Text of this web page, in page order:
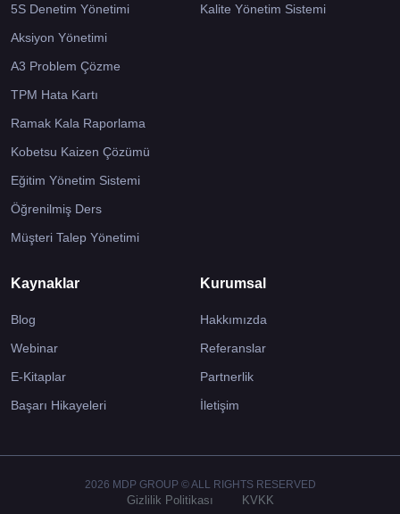
5S Denetim Yönetimi
Aksiyon Yönetimi
A3 Problem Çözme
TPM Hata Kartı
Ramak Kala Raporlama
Kobetsu Kaizen Çözümü
Eğitim Yönetim Sistemi
Öğrenilmiş Ders
Müşteri Talep Yönetimi
Kalite Yönetim Sistemi
Kaynaklar
Blog
Webinar
E-Kitaplar
Başarı Hikayeleri
Kurumsal
Hakkımızda
Referanslar
Partnerlik
İletişim
2026 MDP GROUP © ALL RIGHTS RESERVED
Gizlilik Politikası KVKK